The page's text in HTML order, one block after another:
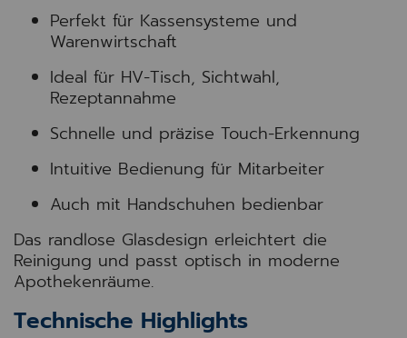
Perfekt für Kassensysteme und
Warenwirtschaft
Ideal für HV-Tisch, Sichtwahl,
Rezeptannahme
Schnelle und präzise Touch-Erkennung
Intuitive Bedienung für Mitarbeiter
Auch mit Handschuhen bedienbar
Das randlose Glasdesign erleichtert die
Reinigung und passt optisch in moderne
Apothekenräume.
Technische Highlights